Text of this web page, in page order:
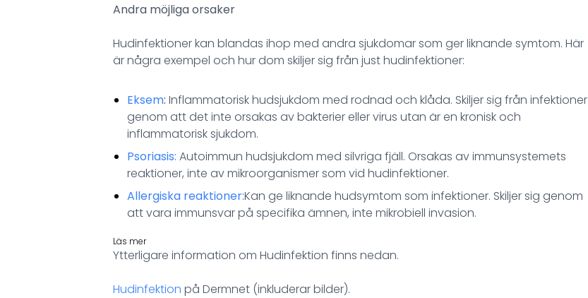
Andra möjliga orsaker
Hudinfektioner kan blandas ihop med andra sjukdomar som ger liknande symtom. Här
är några exempel och hur dom skiljer sig från just hudinfektioner:
Eksem: Inflammatorisk hudsjukdom med rodnad och klåda. Skiljer sig från infektioner
genom att det inte orsakas av bakterier eller virus utan är en kronisk och
inflammatorisk sjukdom.
Psoriasis: Autoimmun hudsjukdom med silvriga fjäll. Orsakas av immunsystemets
reaktioner, inte av mikroorganismer som vid hudinfektioner.
Allergiska reaktioner:Kan ge liknande hudsymtom som infektioner. Skiljer sig genom
att vara immunsvar på specifika ämnen, inte mikrobiell invasion.
Läs mer
Ytterligare information om Hudinfektion finns nedan.
Hudinfektion på Dermnet (inkluderar bilder).